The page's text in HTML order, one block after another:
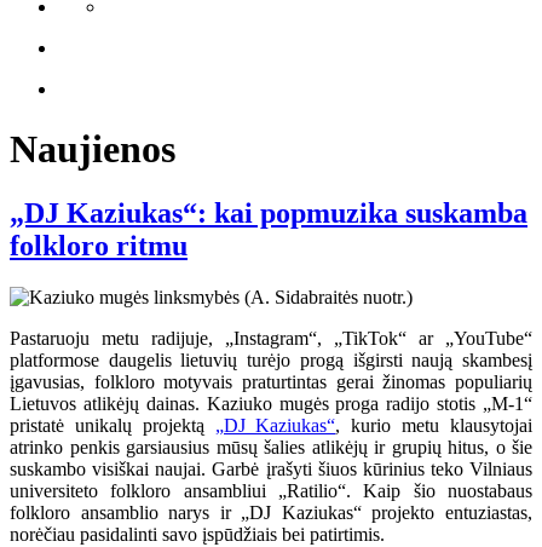
Naujienos
„DJ Kaziukas“: kai popmuzika suskamba
folkloro ritmu
Pastaruoju metu radijuje, „Instagram“, „TikTok“ ar „YouTube“
platformose daugelis lietuvių turėjo progą išgirsti naują skambesį
įgavusias, folkloro motyvais praturtintas gerai žinomas populiarių
Lietuvos atlikėjų dainas. Kaziuko mugės proga radijo stotis „M-1“
pristatė unikalų projektą „DJ Kaziukas“, kurio metu klausytojai
atrinko penkis garsiausius mūsų šalies atlikėjų ir grupių hitus, o šie
suskambo visiškai naujai. Garbė įrašyti šiuos kūrinius teko Vilniaus
universiteto folkloro ansambliui „Ratilio“. Kaip šio nuostabaus
folkloro ansamblio narys ir „DJ Kaziukas“ projekto entuziastas,
norėčiau pasidalinti savo įspūdžiais bei patirtimis.